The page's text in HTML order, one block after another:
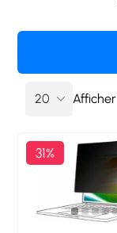
Afficher
31%